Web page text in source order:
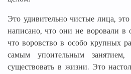
Это удивительно чистые лица,
написано, что они не воровали в
что воровство в особо крупных
самым упоительным занятием,
существовать в жизни. Это